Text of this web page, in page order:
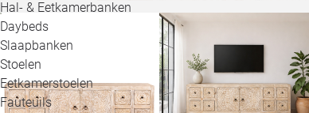
Hal- & Eetkamerbanken
Daybeds
Slaapbanken
Stoelen
Eetkamerstoelen
Fauteuils